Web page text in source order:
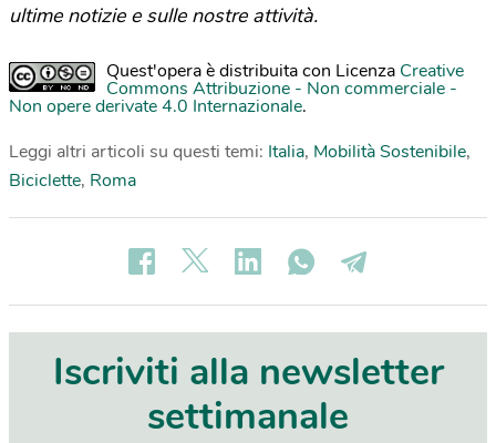
ultime notizie e sulle nostre attività.
Quest'opera è distribuita con Licenza Creative
Commons Attribuzione - Non commerciale -
Non opere derivate 4.0 Internazionale.
Leggi altri articoli su questi temi: Italia, Mobilità Sostenibile,
Biciclette, Roma
Iscriviti alla newsletter
settimanale